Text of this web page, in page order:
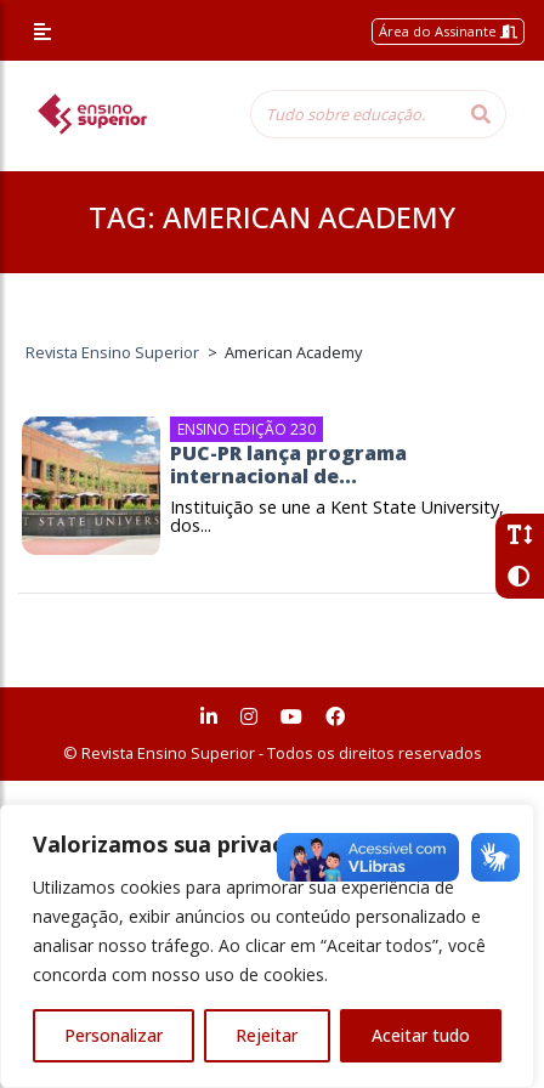
Valorizamos sua privacidade
Utilizamos cookies para aprimorar sua experiência de
navegação, exibir anúncios ou conteúdo personalizado e
analisar nosso tráfego. Ao clicar em “Aceitar todos”, você
concorda com nosso uso de cookies.
Personalizar Rejeitar Aceitar tudo
Área do Assinante
TAG: AMERICAN ACADEMY
Revista Ensino Superior > American Academy
ENSINO EDIÇÃO 230
PUC-PR lança programa
internacional de...
Instituição se une a Kent State University,
dos...
© Revista Ensino Superior - Todos os direitos reservados